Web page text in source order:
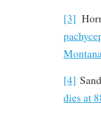
[3]
[4]
dies at